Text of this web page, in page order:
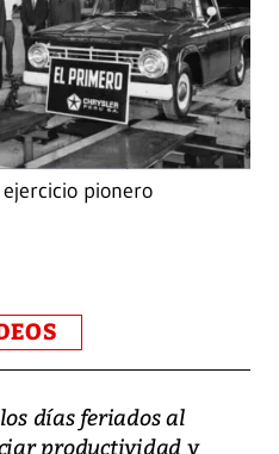
pionero
días feriados al
productividad y